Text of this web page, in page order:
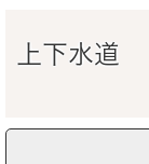
上下水道